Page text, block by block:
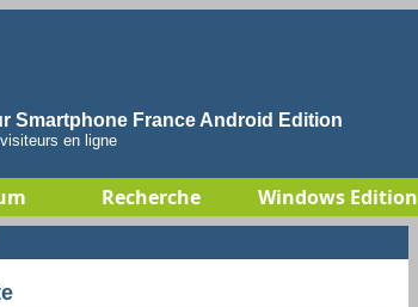
Smartphone France Android Edition
en ligne
Recherche Windows Edition